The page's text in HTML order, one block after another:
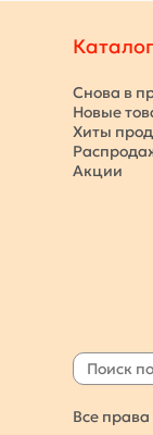
Каталог
Снова в
Новые
Хиты
Акции
Все